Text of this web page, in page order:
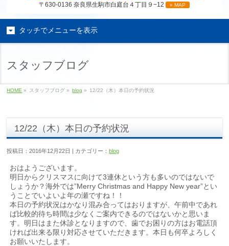
〒630-0136 奈良県生駒市白庭台４丁目９−12 » MAP
タッチでメニューを表示
スタッフブログ
HOME » スタッフブログ » blog » 12/22（木）本日の予約状況
12/22（木）本日の予約状況
投稿日：2016年12月22日 | カテゴリー：blog
おはようございます。
明日からクリスマスに向けて3連休という方も多いのではないで
しょうか？海外では”Merry Christmas and Happy New year”とい
うことでいよいよ年の瀬ですね！！
本日の予約状況はかなり混み合ってはおりますが、午前中であれ
ば比較的待ち時間は少なくご案内できるのではないかと思いま
す。明日はまた休診となりますので、歯でお困りの方はお電話頂
ければ出来る限り対応させていただきます。本日も何卒よろしく
お願いいたします。